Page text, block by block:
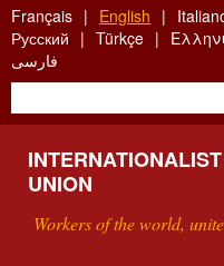
Skip
to
main
content
Français English
Русский
Türkçe
فارسی
UNION
Workers of the world,